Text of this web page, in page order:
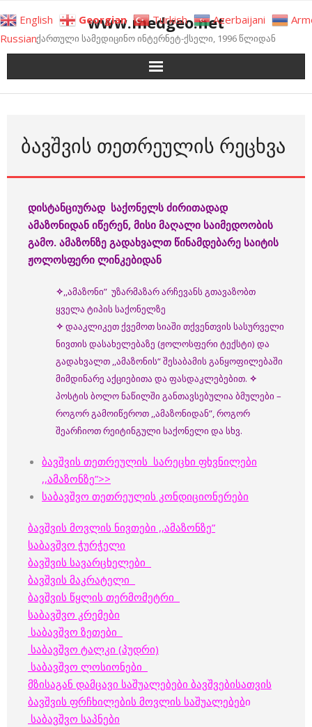
to
content
www.medgeo.net
ქართული სამედიცინო ინტერნეტ-ქსელი, 1996 წლიდან
ᲑᲐᲕᲨᲕᲘᲡ ᲗᲔᲗᲠᲔᲣᲚᲘᲡ ᲠᲔᲪᲮᲕᲐ
დისტანციურად საქონელს ძირითადად
ამაზონიდან იწერენ, მისი მაღალი საიმედოობის
გამო. ამაზონზე გადახვალთ წინამდებარე საიტის
ჟოლოსფერი ლინკებიდან
✧,,ამაზონი” უზარმაზარ არჩევანს გთავაზობთ
ყველა ტიპის საქონელზე
✧ დააკლიკეთ ქვემოთ სიაში თქვენთვის სასურველი
ნივთის დასახელებაზე (ჟოლოსფერი ტექსტი) და
გადახვალთ ,,ამაზონის“ შესაბამის განყოფილებაში
მიმდინარე აქციებითა და ფასდაკლებებით. ✧
პოსტის ბოლო ნაწილში განთავსებულია ბმულები –
როგორ გამოიწეროთ ,,ამაზონიდან”, როგორ
შეარჩიოთ რეიტინგული საქონელი და სხვ.
ბავშვის თეთრეულის სარეცხი ფხვნილები
,,ამაზონზე”>>
საბავშვო თეთრეულის კონდიციონერები
ბავშვის მოვლის ნივთები ,,ამაზონზე”
საბავშვო ჭურჭელი
ბავშვის სავარცხელები
ბავშვის მაკრატელი
ბავშვის წყლის თერმომეტრი
საბავშვო კრემები
საბავშვო ზეთები
საბავშვო ტალკი (პუდრი)
საბავშვო ლოსიონები
მზისაგან დამცავი საშუალებები ბავშვებისათვის
ბავშვის ფრჩხილების მოვლის საშუალებები
საბავშვო საპნები
English Georgian Turkish Azerbaijani
Russian